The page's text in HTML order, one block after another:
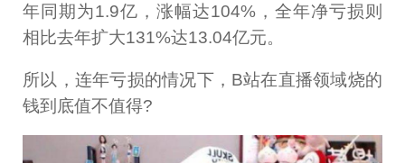
年同期为1.9亿，涨幅达104%，全年净亏损则
相比去年扩大131%达13.04亿元。
所以，连年亏损的情况下，B站在直播领域烧的
钱到底值不值得?